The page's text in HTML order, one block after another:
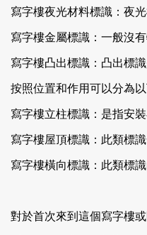
寫字樓夜光材料標識：夜
寫字樓金屬標識：一般
寫字樓凸出標識：凸出標
按照位置和作用可以分為以
寫字樓立柱標識：是指安
寫字樓屋頂標識：此類標
寫字樓橫向標識：此類標
對於首次來到這個寫字樓或園